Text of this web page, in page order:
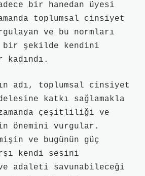
bir hanedan üyesi
toplumsal cinsiyet
ve bu normları
şekilde kendini
kadındı.
adı, toplumsal cinsiyet
katkı sağlamakla
çeşitliliği ve
önemini vurgular.
ve bugünün güç
kendi sesini
adaleti savunabileceği